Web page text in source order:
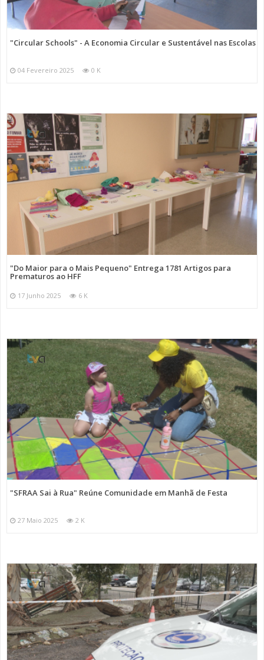
"Circular Schools" - A Economia Circular e Sustentável nas Escolas
04 Fevereiro 2025 0 K
"Do Maior para o Mais Pequeno" Entrega 1781 Artigos para
Prematuros ao HFF
17 Junho 2025 6 K
"SFRAA Sai à Rua" Reúne Comunidade em Manhã de Festa
27 Maio 2025 2 K